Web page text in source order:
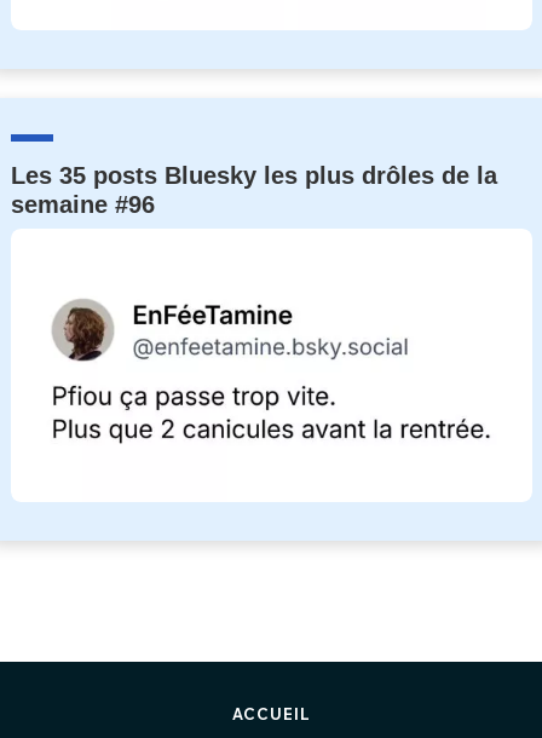
Les 35 posts Bluesky les plus drôles de la
semaine #96
ACCUEIL